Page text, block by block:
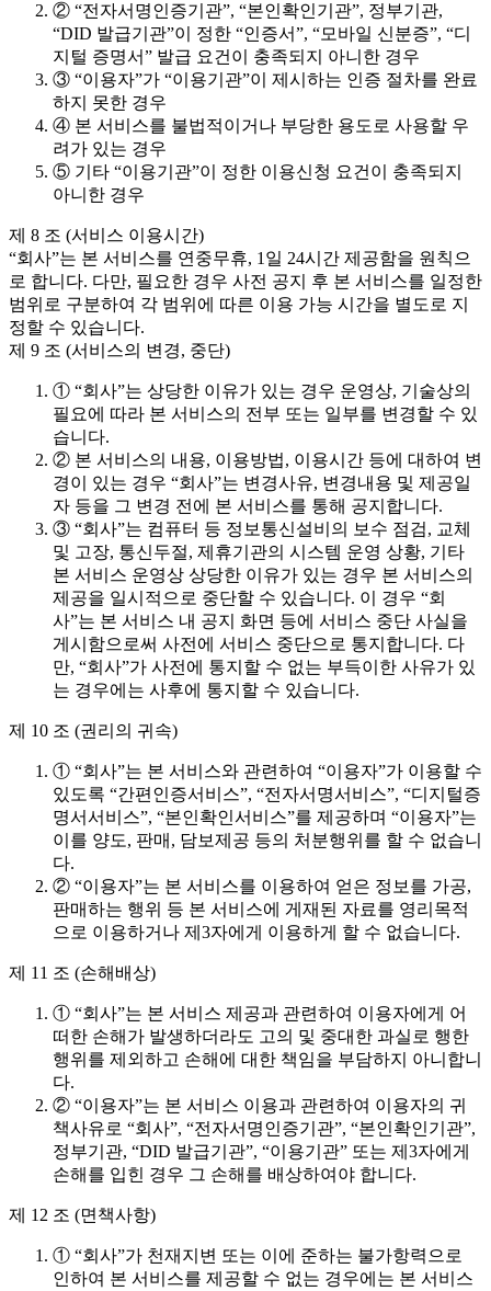
② “전자서명인증기관”, “본인확인기관”, 정부기관,
“DID 발급기관”이 정한 “인증서”, “모바일 신분증”, “디
지털 증명서” 발급 요건이 충족되지 아니한 경우
③ “이용자”가 “이용기관”이 제시하는 인증 절차를 완료
하지 못한 경우
④ 본 서비스를 불법적이거나 부당한 용도로 사용할 우
려가 있는 경우
⑤ 기타 “이용기관”이 정한 이용신청 요건이 충족되지
아니한 경우
제 8 조 (서비스 이용시간)
“회사”는 본 서비스를 연중무휴, 1일 24시간 제공함을 원칙으
로 합니다. 다만, 필요한 경우 사전 공지 후 본 서비스를 일정한
범위로 구분하여 각 범위에 따른 이용 가능 시간을 별도로 지
정할 수 있습니다.
제 9 조 (서비스의 변경, 중단)
① “회사”는 상당한 이유가 있는 경우 운영상, 기술상의
필요에 따라 본 서비스의 전부 또는 일부를 변경할 수 있
습니다.
② 본 서비스의 내용, 이용방법, 이용시간 등에 대하여 변
경이 있는 경우 “회사”는 변경사유, 변경내용 및 제공일
자 등을 그 변경 전에 본 서비스를 통해 공지합니다.
③ “회사”는 컴퓨터 등 정보통신설비의 보수 점검, 교체
및 고장, 통신두절, 제휴기관의 시스템 운영 상황, 기타
본 서비스 운영상 상당한 이유가 있는 경우 본 서비스의
제공을 일시적으로 중단할 수 있습니다. 이 경우 “회
사”는 본 서비스 내 공지 화면 등에 서비스 중단 사실을
게시함으로써 사전에 서비스 중단으로 통지합니다. 다
만, “회사”가 사전에 통지할 수 없는 부득이한 사유가 있
는 경우에는 사후에 통지할 수 있습니다.
제 10 조 (권리의 귀속)
① “회사”는 본 서비스와 관련하여 “이용자”가 이용할 수
있도록 “간편인증서비스”, “전자서명서비스”, “디지털증
명서서비스”, “본인확인서비스”를 제공하며 “이용자”는
이를 양도, 판매, 담보제공 등의 처분행위를 할 수 없습니
다.
② “이용자”는 본 서비스를 이용하여 얻은 정보를 가공,
판매하는 행위 등 본 서비스에 게재된 자료를 영리목적
으로 이용하거나 제3자에게 이용하게 할 수 없습니다.
제 11 조 (손해배상)
① “회사”는 본 서비스 제공과 관련하여 이용자에게 어
떠한 손해가 발생하더라도 고의 및 중대한 과실로 행한
행위를 제외하고 손해에 대한 책임을 부담하지 아니합니
다.
② “이용자”는 본 서비스 이용과 관련하여 이용자의 귀
책사유로 “회사”, “전자서명인증기관”, “본인확인기관”,
정부기관, “DID 발급기관”, “이용기관” 또는 제3자에게
손해를 입힌 경우 그 손해를 배상하여야 합니다.
제 12 조 (면책사항)
① “회사”가 천재지변 또는 이에 준하는 불가항력으로
인하여 본 서비스를 제공할 수 없는 경우에는 본 서비스